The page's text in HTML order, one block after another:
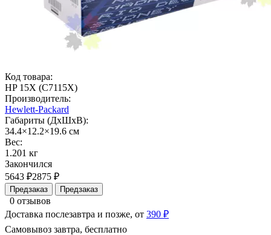
Код товара:
HP 15X (C7115X)
Производитель:
Hewlett-Packard
Габариты (ДхШхВ):
34.4×12.2×19.6 см
Вес:
1.201 кг
Закончился
5643 ₽2875 ₽
Предзаказ Предзаказ
0 отзывов
Доставка послезавтра и позже, от 390 ₽
Самовывоз завтра, бесплатно